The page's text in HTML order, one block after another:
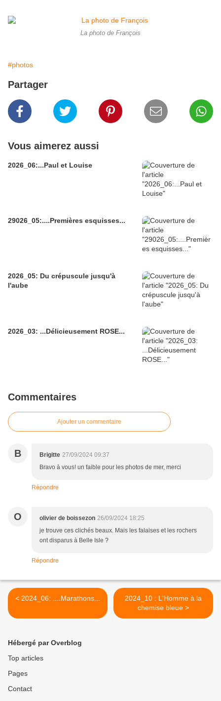
La photo de François
#photos
Partager
Vous aimerez aussi
2026_06:...Paul et Louise
29026_05:....Premières esquisses...
2026_05: Du crépuscule jusqu'à
l'aube
2026_03: ...Délicieusement ROSE...
Commentaires
Ajouter un commentaire
B Brigitte 27/09/2024 09:37
Bravo à vous! un faible pour les photos de mer, merci
Répondre
O olivier de boissezon 26/09/2024 18:25
je trouve ces clichés beaux. Mais les falaises et les rochers
ont disparus à Belle Isle ?
Répondre
< 2024_06: ....Marathons...
2024_10 : L'Homme à la
chemise bleue >
Hébergé par Overblog
Top articles
Pages
Contact